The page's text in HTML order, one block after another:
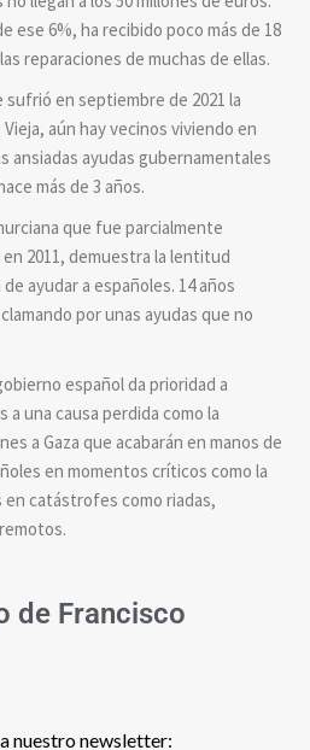
ese 6%, ha recibido poco más de 18
reparaciones de muchas de ellas.
sufrió en septiembre de 2021 la
aún hay vecinos viviendo en
ansiadas ayudas gubernamentales
más de 3 años.
que fue parcialmente
2011, demuestra la lentitud
ayudar a españoles. 14 años
por unas ayudas que no
español da prioridad a
a una causa perdida como la
a Gaza que acabarán en manos de
en momentos críticos como la
catástrofes como riadas,
de Francisco
nuestro newsletter: